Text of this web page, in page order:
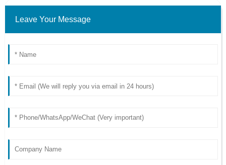
Leave Your Message